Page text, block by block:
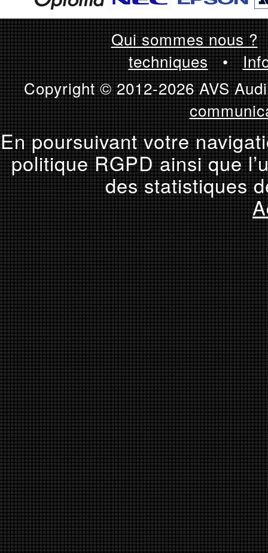
Qui sommes nous ?
techniques•
Copyright © 2012-2026 AVS
En poursuivant votre
politique RGPD ainsi que
des statistiques